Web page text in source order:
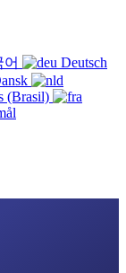
Deutsch
(Brasil)